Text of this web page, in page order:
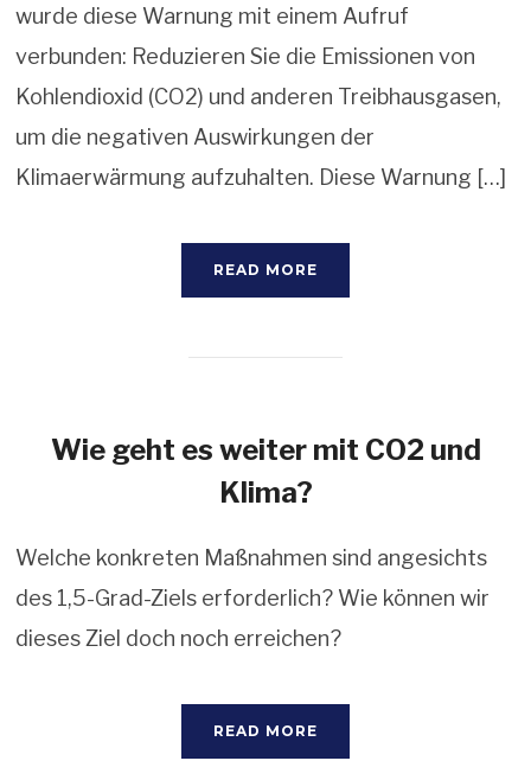
wurde diese Warnung mit einem Aufruf
verbunden: Reduzieren Sie die Emissionen von
Kohlendioxid (CO2) und anderen Treibhausgasen,
um die negativen Auswirkungen der
Klimaerwärmung aufzuhalten. Diese Warnung […]
READ MORE
Wie geht es weiter mit CO2 und
Klima?
Welche konkreten Maßnahmen sind angesichts
des 1,5-Grad-Ziels erforderlich? Wie können wir
dieses Ziel doch noch erreichen?
READ MORE